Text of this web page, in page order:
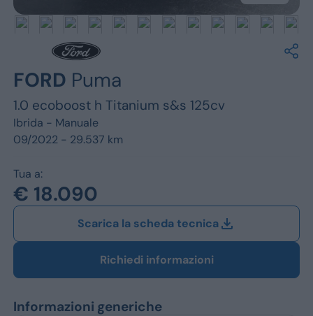
Ford
FORD Puma
1.0 ecoboost h Titanium s&s 125cv
Ibrida - Manuale
09/2022 - 29.537 km
Tua a:
€ 18.090
Scarica la scheda tecnica
Richiedi informazioni
Informazioni generiche